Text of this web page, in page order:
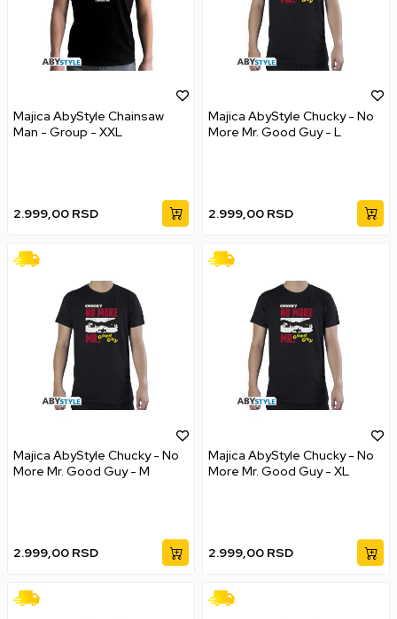
Majica AbyStyle Chainsaw
Man - Group - XXL
2.999,00 RSD
Majica AbyStyle Chucky - No
More Mr. Good Guy - L
2.999,00 RSD
Majica AbyStyle Chucky - No
More Mr. Good Guy - M
2.999,00 RSD
Majica AbyStyle Chucky - No
More Mr. Good Guy - XL
2.999,00 RSD